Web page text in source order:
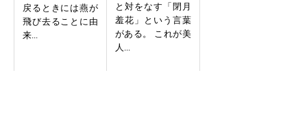
戻るときには燕が
飛び去ることに由
来...
と対をなす「閉月
羞花」という言葉
がある。 これが美
人...